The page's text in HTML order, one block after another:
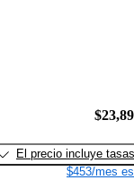
El precio incluye tasas
$453/mes